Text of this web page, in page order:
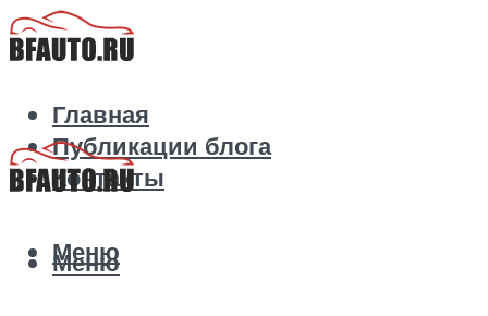
Главная
Публикации блога
Контакты
Меню
Меню